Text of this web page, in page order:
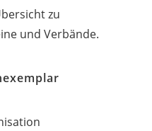
zu
und Verbände.